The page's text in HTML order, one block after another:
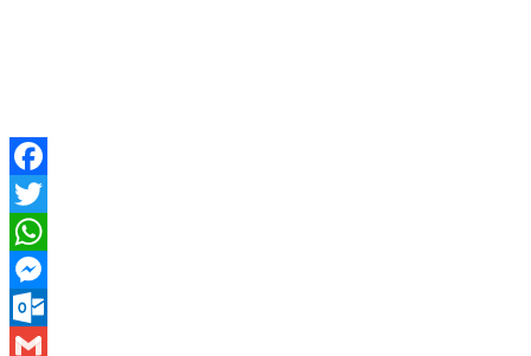
Facebook
Twitter
WhatsApp
Messenger
Outlook.com